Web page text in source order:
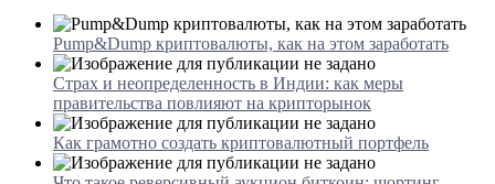
Pump&Dump криптовалюты, как на этом заработать
Страх и неопределенность в Индии: как меры
правительства повлияют на крипторынок
Как грамотно создать криптовалютный портфель